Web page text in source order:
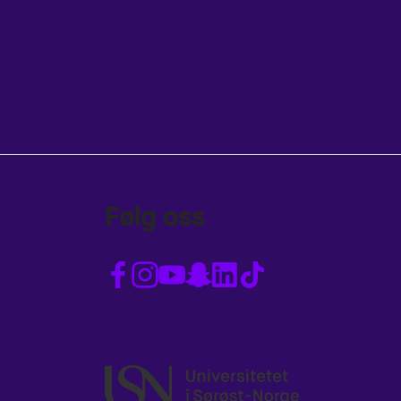
Følg oss